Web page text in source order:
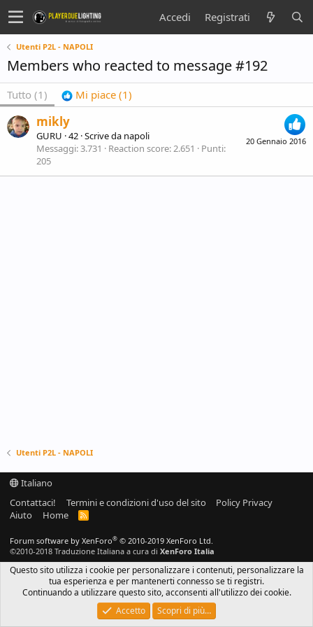
Accedi Registrati
Utenti P2L - NAPOLI
Members who reacted to message #192
Tutto (1) Mi piace (1)
20 Gennaio 2016
mikly
GURU ·42 ·Scrive da napoli
Messaggi 3.731 Reaction score 2.651
Punti
205
Utenti P2L - NAPOLI
Italiano
Contattaci!
Termini e condizioni d'uso del sito
Policy Privacy
Aiuto
Home
R
Forum software by XenForo® © 2010-2019 XenForo Ltd.
©2010-2018 Traduzione Italiana a cura di XenForo Italia
Questo sito utilizza i cookie per personalizzare i contenuti, personalizzare la
tua esperienza e per mantenerti connesso se ti registri.
Continuando a utilizzare questo sito, acconsenti all'utilizzo dei cookie.
Accetto
Scopri di più…